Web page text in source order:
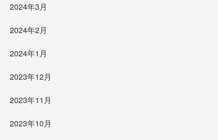
2024年3月
2024年2月
2024年1月
2023年12月
2023年11月
2023年10月